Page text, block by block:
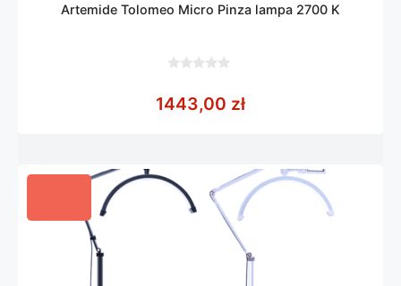
Artemide Tolomeo Micro Pinza lampa 2700 K
5
1443,00 zł